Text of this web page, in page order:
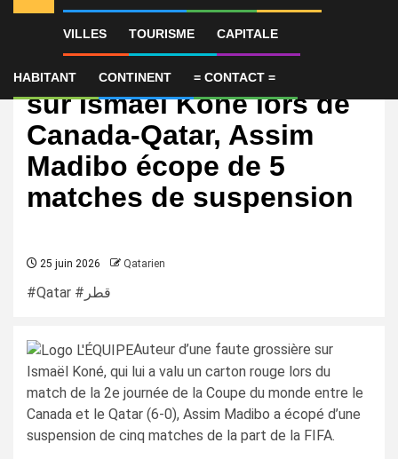
VILLES TOURISME CAPITALE
HABITANT CONTINENT = CONTACT =
International
Après sa faute grossière
sur Ismaël Koné lors de
Canada-Qatar, Assim
Madibo écope de 5
matches de suspension
25 juin 2026 Qatarien
#Qatar #قطر
Auteur d’une faute grossière sur
Ismaël Koné, qui lui a valu un carton rouge lors du
match de la 2e journée de la Coupe du monde entre le
Canada et le Qatar (6-0), Assim Madibo a écopé d’une
suspension de cinq matches de la part de la FIFA.